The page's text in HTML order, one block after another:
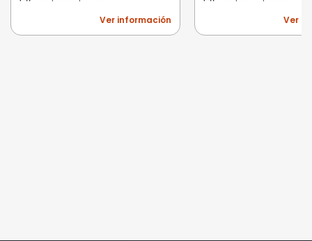
Ver información
Ver